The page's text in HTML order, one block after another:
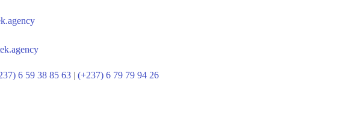
6 59 38 85 63| (+237) 6 79 79 94 26